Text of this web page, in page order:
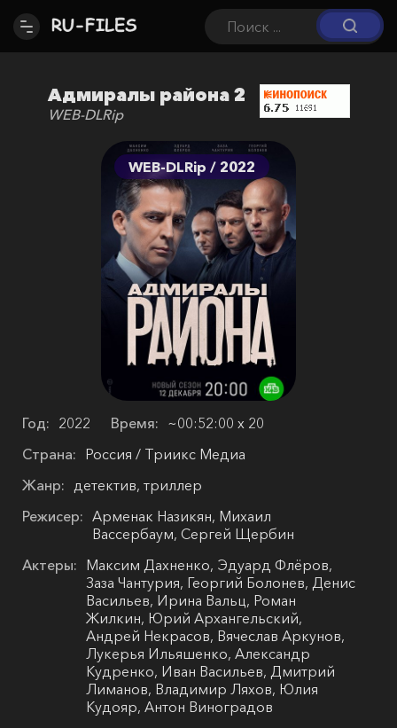
Адмиралы района 2
WEB-DLRip
WEB-DLRip / 2022
Год: 2022 Время: ~00:52:00 х 20
Страна: Россия / Триикс Медиа
Жанр: детектив, триллер
Режисер: Арменак Назикян, Михаил
Вассербаум, Сергей Щербин
Актеры: Максим Дахненко, Эдуард Флёров,
Заза Чантурия, Георгий Болонев, Денис
Васильев, Ирина Вальц, Роман
Жилкин, Юрий Архангельский,
Андрей Некрасов, Вячеслав Аркунов,
Лукерья Ильяшенко, Александр
Кудренко, Иван Васильев, Дмитрий
Лиманов, Владимир Ляхов, Юлия
Кудояр, Антон Виноградов